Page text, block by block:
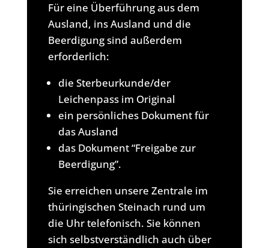
Für eine Überführung aus dem
Ausland, ins Ausland und die
Beerdigung sind außerdem
erforderlich:
die Sterbeurkunde/der
Leichenpass im Original
ein persönliches Dokument für
das Ausland
das Dokument “Freigabe zur
Beerdigung”.
Sie erreichen unsere Zentrale im
thüringischen Steinach rund um
die Uhr telefonisch. Sie können
sich selbstverständlich auch über